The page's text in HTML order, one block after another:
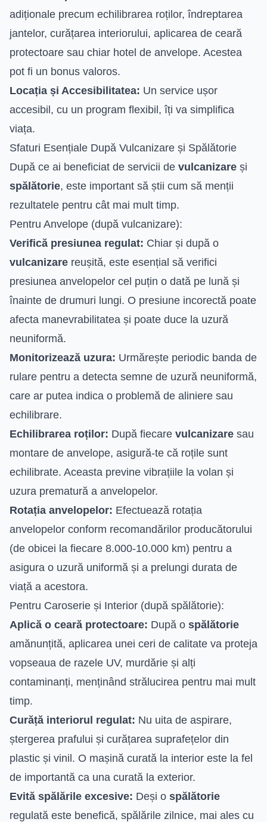
adiționale precum echilibrarea roților, îndreptarea
jantelor, curățarea interiorului, aplicarea de ceară
protectoare sau chiar hotel de anvelope. Acestea
pot fi un bonus valoros.
Locația și Accesibilitatea: Un service ușor
accesibil, cu un program flexibil, îți va simplifica
viața.
Sfaturi Esențiale După Vulcanizare și Spălătorie
După ce ai beneficiat de servicii de vulcanizare și
spălătorie, este important să știi cum să menții
rezultatele pentru cât mai mult timp.
Pentru Anvelope (după vulcanizare):
Verifică presiunea regulat: Chiar și după o
vulcanizare reușită, este esențial să verifici
presiunea anvelopelor cel puțin o dată pe lună și
înainte de drumuri lungi. O presiune incorectă poate
afecta manevrabilitatea și poate duce la uzură
neuniformă.
Monitorizează uzura: Urmărește periodic banda de
rulare pentru a detecta semne de uzură neuniformă,
care ar putea indica o problemă de aliniere sau
echilibrare.
Echilibrarea roților: După fiecare vulcanizare sau
montare de anvelope, asigură-te că roțile sunt
echilibrate. Aceasta previne vibrațiile la volan și
uzura prematură a anvelopelor.
Rotația anvelopelor: Efectuează rotația
anvelopelor conform recomandărilor producătorului
(de obicei la fiecare 8.000-10.000 km) pentru a
asigura o uzură uniformă și a prelungi durata de
viață a acestora.
Pentru Caroserie și Interior (după spălătorie):
Aplică o ceară protectoare: După o spălătorie
amănunțită, aplicarea unei ceri de calitate va proteja
vopseaua de razele UV, murdărie și alți
contaminanți, menținând strălucirea pentru mai mult
timp.
Curăță interiorul regulat: Nu uita de aspirare,
ștergerea prafului și curățarea suprafețelor din
plastic și vinil. O mașină curată la interior este la fel
de importantă ca una curată la exterior.
Evită spălările excesive: Deși o spălătorie
regulată este benefică, spălările zilnice, mai ales cu